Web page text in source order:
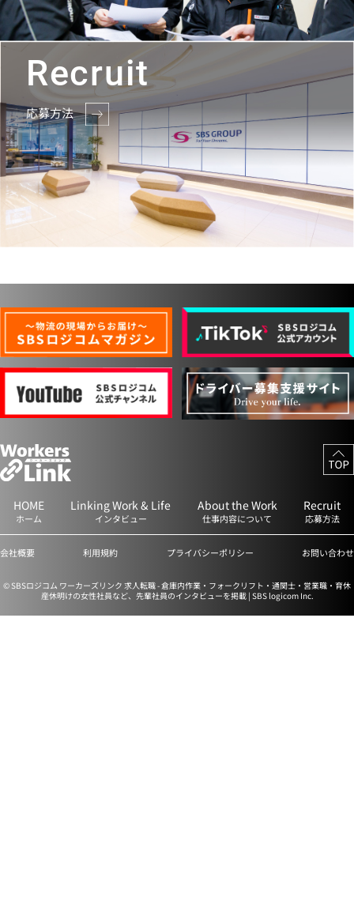
Recruit
応募方法
HOME
ホーム
Linking Work & Life
インタビュー
About the Work
仕事内容について
Recruit
応募方法
会社概要 利用規約 プライバシーポリシー お問い合わせ
© SBSロジコム ワーカーズリンク 求人転職 - 倉庫内作業・フォークリフト・通関士・営業職・育休
産休明けの女性社員など、先輩社員のインタビューを掲載 | SBS logicom Inc.